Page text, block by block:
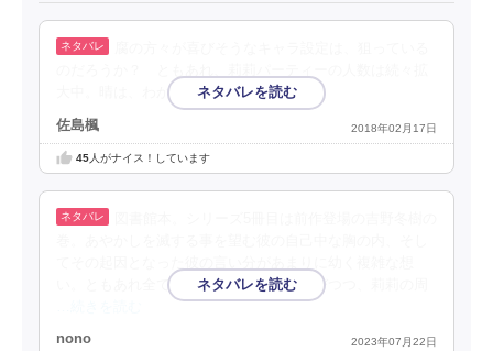
大中。晴は、わかりやすいツンデレだな。
佐島楓 2018年02月17日
45人がナイス！しています
い。ともあれ全ては丸く収まった事を喜びつつ、莉莉の周
nono 2023年07月22日